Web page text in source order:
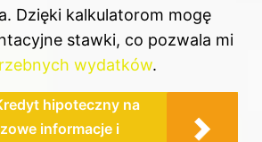
Dzięki kalkulatorom mogę
stawki, co pozwala mi
wydatków.
hipoteczny na
informacje i